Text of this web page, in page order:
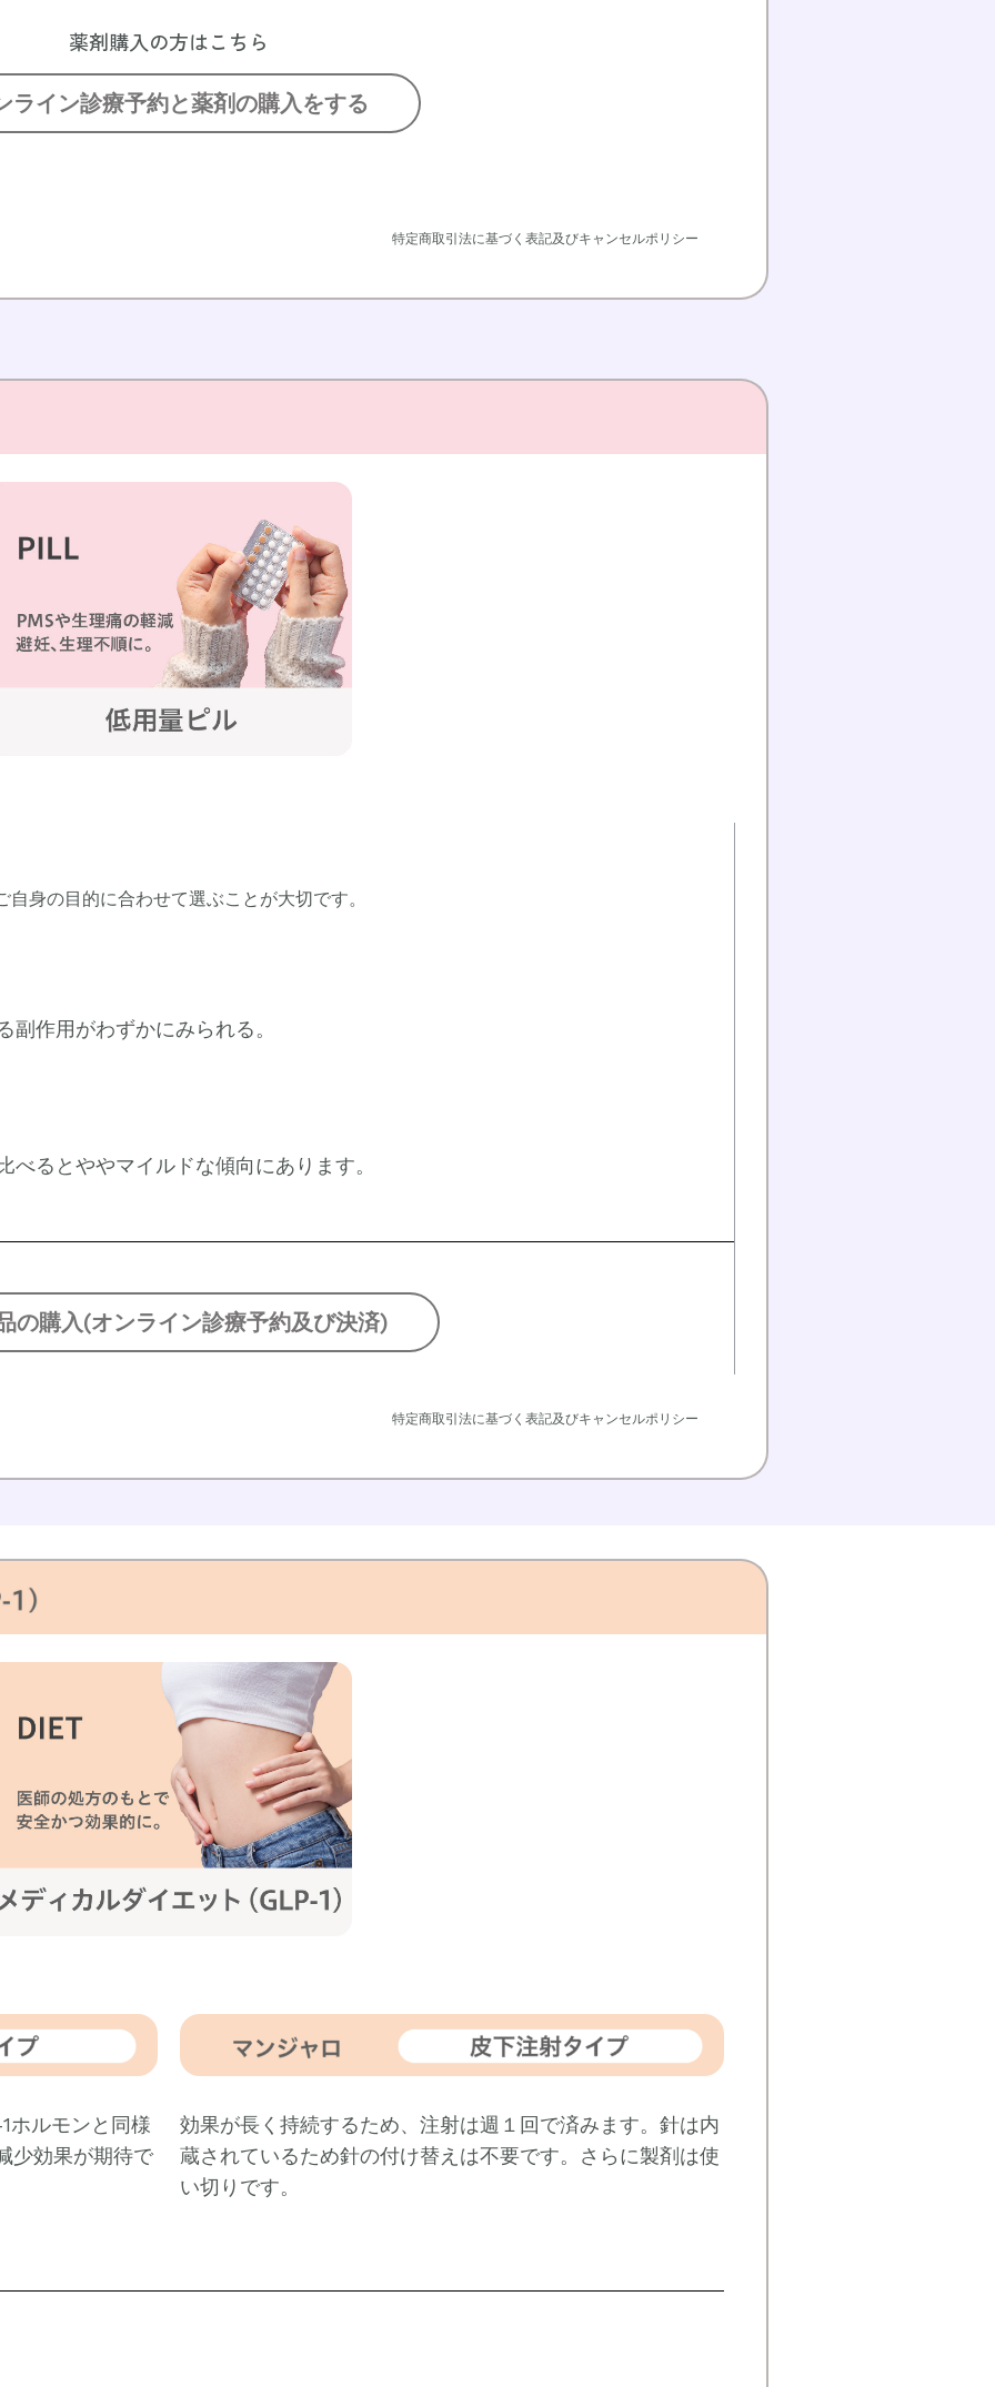
薬剤購入の方はこちら
ライン診療予約と薬剤の購入をする
特定商取引法に基づく表記及びキャンセルポリシー
身の目的に合わせて選ぶことが大切です。
作用がわずかにみられる。
るとややマイルドな傾向にあります。
の購入(オンライン診療予約及び決済)
特定商取引法に基づく表記及びキャンセルポリシー
ホルモンと同様
少効果が期待で
効果が長く持続するため、注射は週１回で済みます。針は内
蔵されているため針の付け替えは不要です。さらに製剤は使
い切りです。